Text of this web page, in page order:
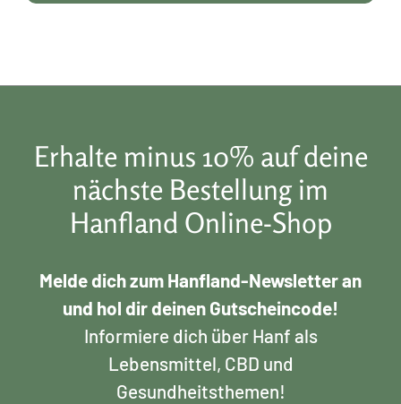
Erhalte minus 10% auf deine
nächste Bestellung im
Hanfland Online-Shop
Melde dich zum Hanfland-Newsletter an
und hol dir deinen Gutscheincode!
Informiere dich über Hanf als
Lebensmittel, CBD und
Gesundheitsthemen!